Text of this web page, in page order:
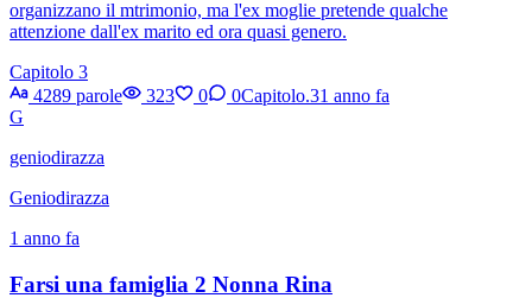
organizzano il mtrimonio, ma l'ex moglie pretende qualche
attenzione dall'ex marito ed ora quasi genero.
Capitolo 3
4289 parole
323 0 0Capitolo.31 anno fa
G
geniodirazza
Geniodirazza
1 anno fa
Farsi una famiglia 2 Nonna Rina